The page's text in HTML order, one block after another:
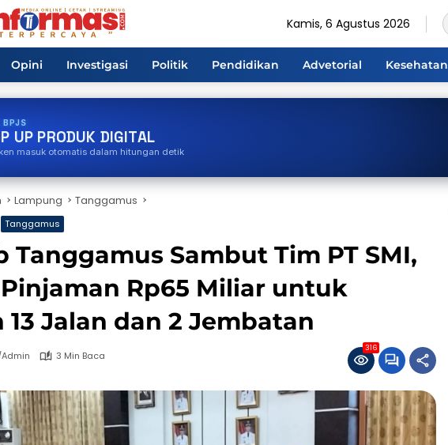
Kamis, 6 Agustus 2026
Opini Investigasi Politik Pendidikan Advetorial Kesehatan
PDAM
UP PRODUK DIGITAL
masuk otomatis dalam hitungan detik
Lampung Tanggamus
Tanggamus
Tanggamus Sambut Tim PT SMI,
Rp65 Miliar untuk
13 Jalan dan 2 Jembatan
3 Min Baca
316